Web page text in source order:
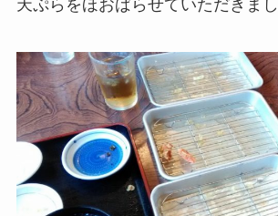
天ぷらをほおばらせていただきまし